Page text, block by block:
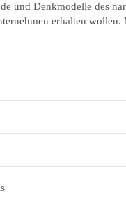
und Denkmodelle des
erhalten